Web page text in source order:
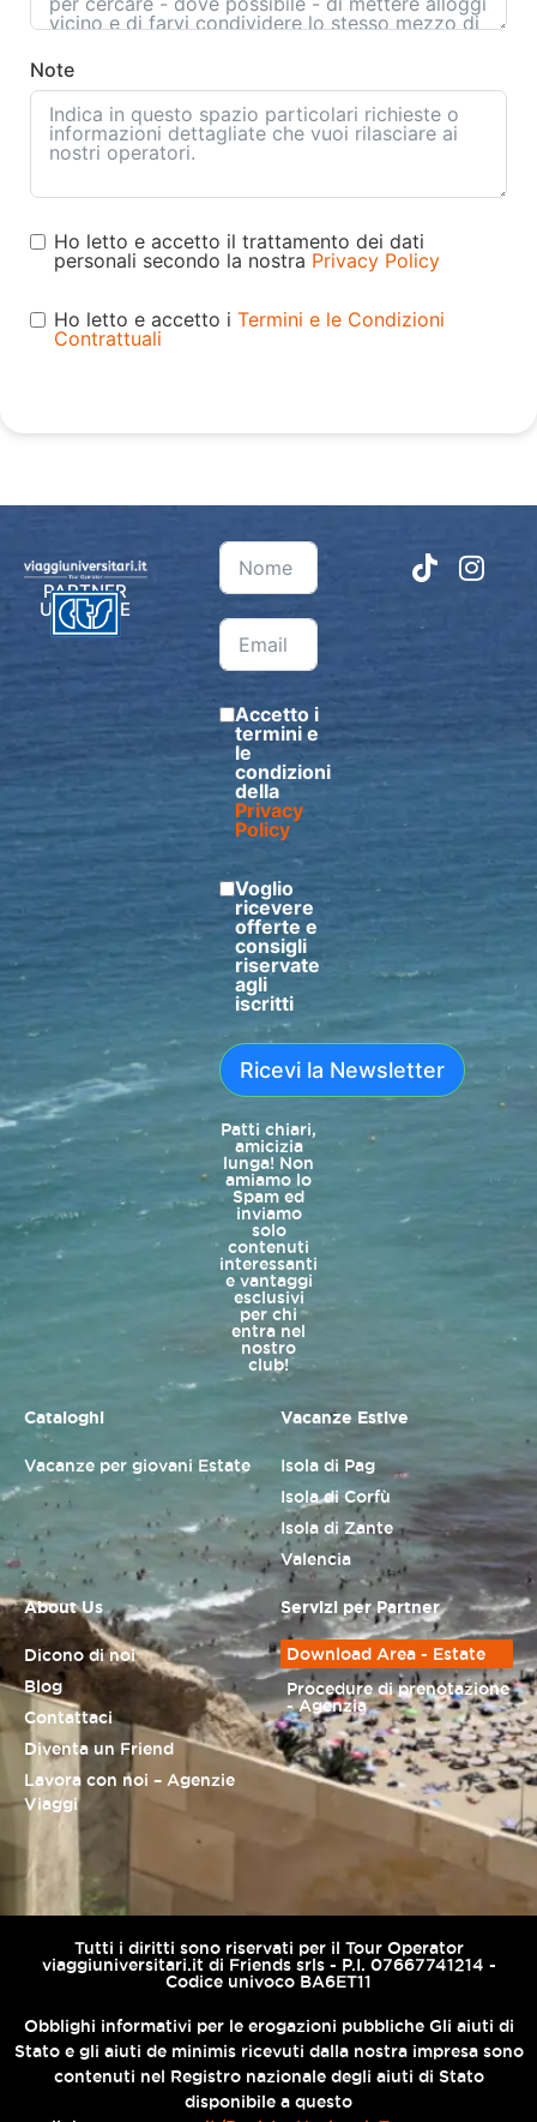
Note
Ho letto e accetto il trattamento dei dati
personali secondo la nostra Privacy Policy
Ho letto e accetto i Termini e le Condizioni
Contrattuali
PARTNER
UFFICIALE
Accetto i
termini e
le
condizioni
della
Privacy
Policy
Voglio
ricevere
offerte e
consigli
riservate
agli
iscritti
Ricevi la Newsletter
Patti chiari,
amicizia
lunga! Non
amiamo lo
Spam ed
inviamo
solo
contenuti
interessanti
e vantaggi
esclusivi
per chi
entra nel
nostro
club!
Cataloghi
Vacanze per giovani Estate
Vacanze Estive
Isola di Pag
Isola di Corfù
Isola di Zante
Valencia
About Us
Dicono di noi
Blog
Contattaci
Diventa un Friend
Lavora con noi – Agenzie
Viaggi
Servizi per Partner
Download Area - Estate
Procedure di prenotazione
- Agenzia
Tutti i diritti sono riservati per il Tour Operator
viaggiuniversitari.it di Friends srls - P.I. 07667741214 -
Codice univoco BA6ET11
Obblighi informativi per le erogazioni pubbliche Gli aiuti di
Stato e gli aiuti de minimis ricevuti dalla nostra impresa sono
contenuti nel Registro nazionale degli aiuti di Stato
disponibile a questo